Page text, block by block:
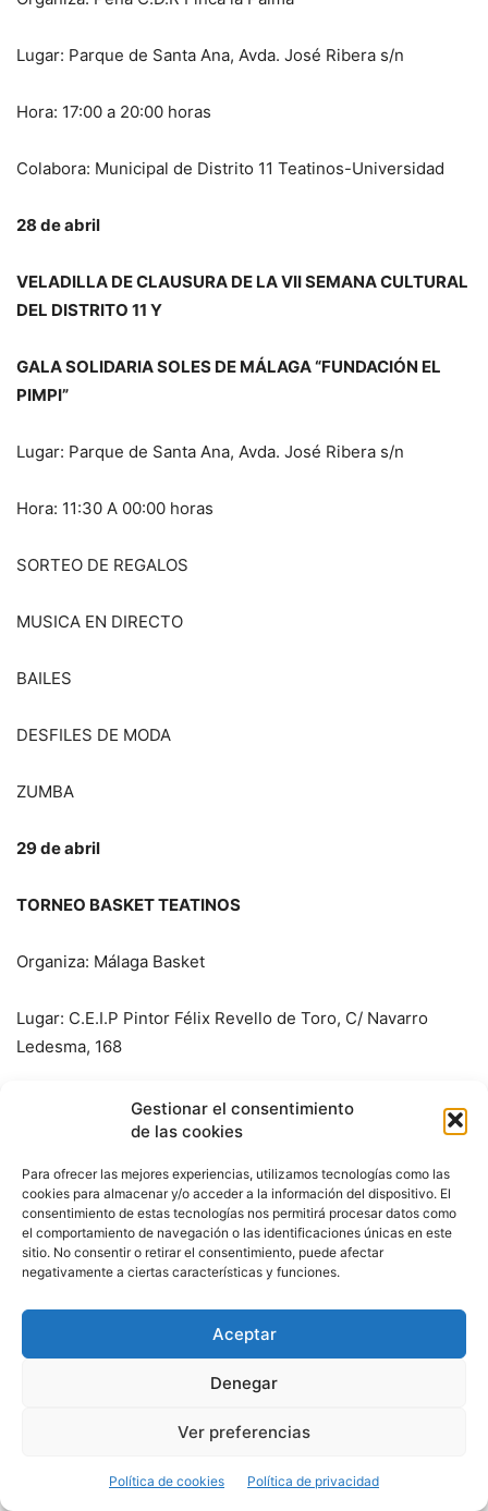
Gestionar el consentimiento
de las cookies
Para ofrecer las mejores experiencias, utilizamos tecnologías como las
cookies para almacenar y/o acceder a la información del dispositivo. El
consentimiento de estas tecnologías nos permitirá procesar datos como
el comportamiento de navegación o las identificaciones únicas en este
sitio. No consentir o retirar el consentimiento, puede afectar
negativamente a ciertas características y funciones.
Aceptar
Denegar
Ver preferencias
Política de cookies Política de privacidad
Lugar: Parque de Santa Ana, Avda. José Ribera s/n
Hora: 17:00 a 20:00 horas
Colabora: Municipal de Distrito 11 Teatinos-Universidad
28 de abril
VELADILLA DE CLAUSURA DE LA VII SEMANA CULTURAL
DEL DISTRITO 11 Y
GALA SOLIDARIA SOLES DE MÁLAGA “FUNDACIÓN EL
PIMPI”
Lugar: Parque de Santa Ana, Avda. José Ribera s/n
Hora: 11:30 A 00:00 horas
SORTEO DE REGALOS
MUSICA EN DIRECTO
BAILES
DESFILES DE MODA
ZUMBA
29 de abril
TORNEO BASKET TEATINOS
Organiza: Málaga Basket
Lugar: C.E.I.P Pintor Félix Revello de Toro, C/ Navarro
Ledesma, 168
Hora: 10:30 a 14:00 horas
PARTICIPANTES VII MUESTRA CRUCES DE MAYO
AFIBROMA “No somos invisibles”
Lugar: Centro ciudadano Parque de la Laguna, C/ Juan
Francés Bosca, 20
Hora: de 12:00 a 18:00 horas